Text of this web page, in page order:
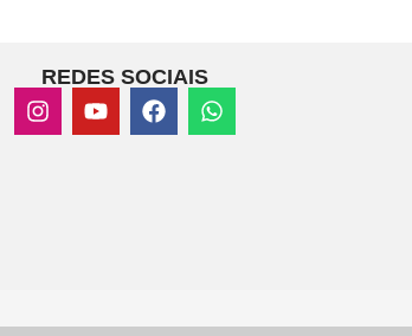
REDES SOCIAIS